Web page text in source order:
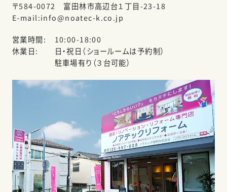
〒584-0072 富田林市高辺台１丁目-23-18
E-mail info@noatec-k.co.jp
営業時間
10:00-18:00
休業日
日・祝日（ショールームは予約制）
駐車場有り（３台可能）